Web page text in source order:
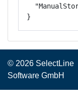
}
© 2026 SelectLine
Software GmbH